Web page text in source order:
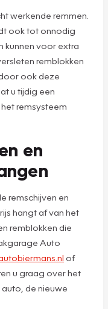
werkende remmen.
ook tot onnodig
kunnen voor extra
remblokken
ook deze
u tijdig een
remsysteem
en
remschijven en
hangt af van het
remblokken die
Auto
of
u graag over het
de nieuwe